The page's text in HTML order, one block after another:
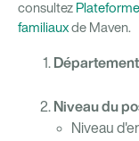
consultez
familiauxde Maven.
Niveau du
Niveau